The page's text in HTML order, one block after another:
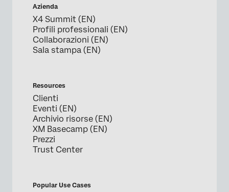
Azienda
X4 Summit (EN)
Profili professionali (EN)
Collaborazioni (EN)
Sala stampa (EN)
Resources
Clienti
Eventi (EN)
Archivio risorse (EN)
XM Basecamp (EN)
Prezzi
Trust Center
Popular Use Cases